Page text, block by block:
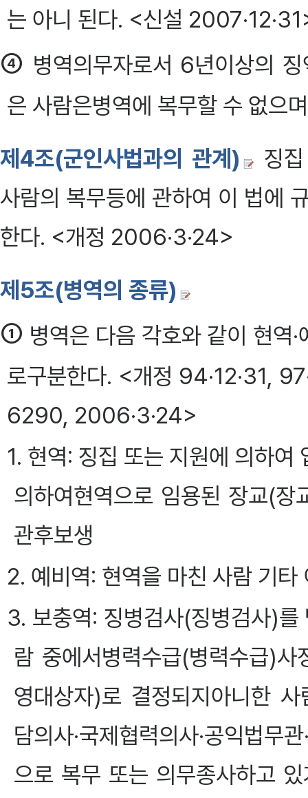
는 아니 된다. <신설
④ 병역의무자로서 6년이상의
은 사람은병역에 복무할 수 없으
제4조(군인사법과의 관계)
징
사람의 복무등에 관하여 이 법에
한다. <개정 2006·3·24>
제5조(병역의 종류)
① 병역은 다음 각호와 같이 현역
로구분한다. <개정 94·12·31,
6290, 2006·3·24>
1. 현역: 징집 또는 지원에 의하
의하여현역으로 임용된 장교(장
관후보생
2. 예비역: 현역을 마친 사람 기
3. 보충역: 징병검사(징병검사)
람 중에서병력수급(병력수급)
영대상자)로 결정되지아니한 사
담의사·국제협력의사·공익법무
으로 복무 또는 의무종사하고